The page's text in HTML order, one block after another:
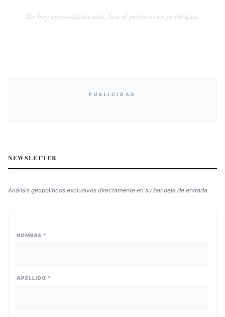
No hay comentarios aún. Sea el primero en participar.
PUBLICIDAD
NEWSLETTER
Análisis geopolíticos exclusivos directamente en su bandeja de entrada.
NOMBRE *
APELLIDO *